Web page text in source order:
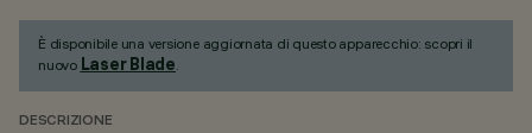
È disponibile una versione aggiornata di questo apparecchio: scopri il
nuovo Laser Blade.
DESCRIZIONE